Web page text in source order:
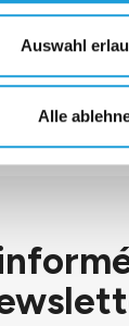
Auswahl
Alle
Envoyer